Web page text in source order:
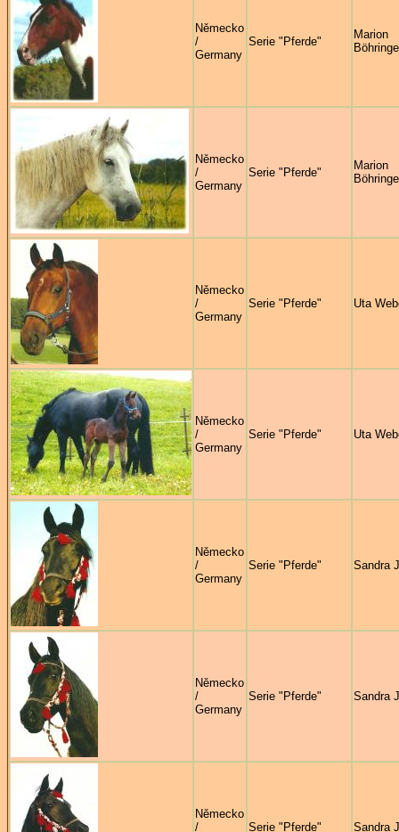
Německo
/
Germany
Serie "Pferde"
Marion
Německo
/
Germany
Serie "Pferde"
Marion
Německo
/
Germany
Serie "Pferde" Uta
Německo
/
Germany
Serie "Pferde" Uta
Německo
/
Germany
Serie "Pferde" Sandra
Německo
/
Germany
Serie "Pferde" Sandra
Německo
/
Serie "Pferde" Sandra